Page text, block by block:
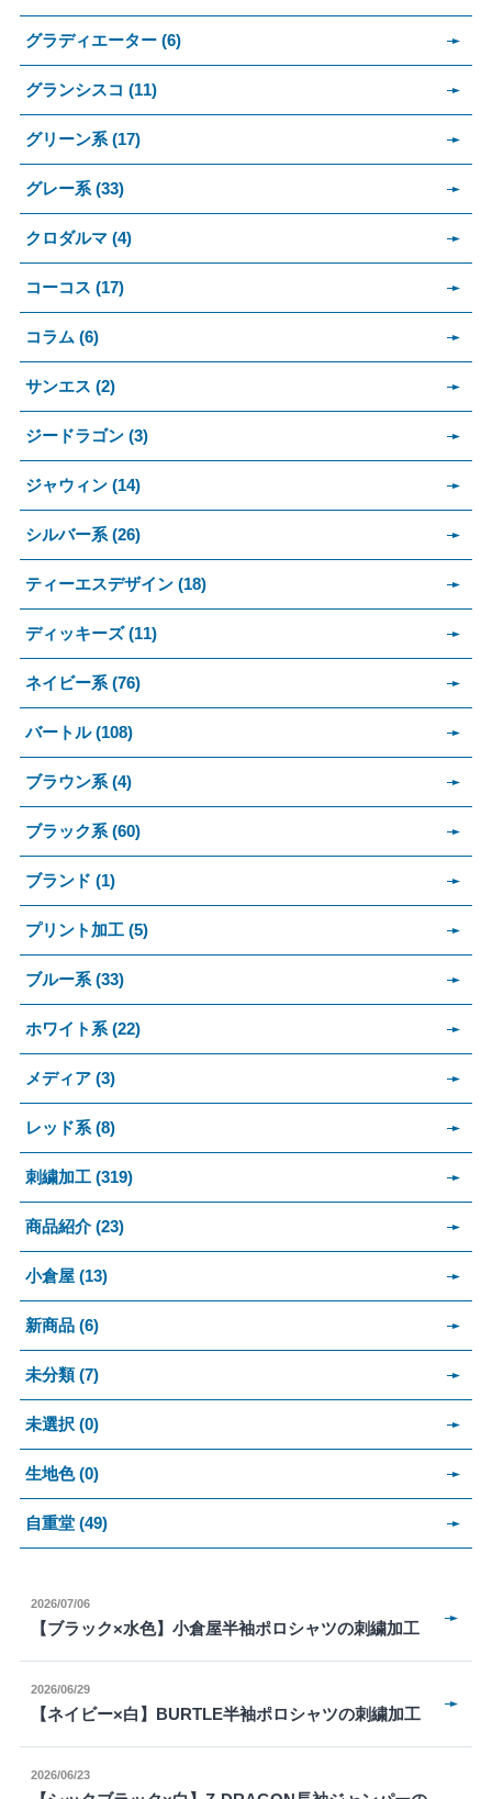
グラディエーター (6)
グランシスコ (11)
グリーン系 (17)
グレー系 (33)
クロダルマ (4)
コーコス (17)
コラム (6)
サンエス (2)
ジードラゴン (3)
ジャウィン (14)
シルバー系 (26)
ティーエスデザイン (18)
ディッキーズ (11)
ネイビー系 (76)
バートル (108)
ブラウン系 (4)
ブラック系 (60)
ブランド (1)
プリント加工 (5)
ブルー系 (33)
ホワイト系 (22)
メディア (3)
レッド系 (8)
刺繍加工 (319)
商品紹介 (23)
小倉屋 (13)
新商品 (6)
未分類 (7)
未選択 (0)
生地色 (0)
自重堂 (49)
2026/07/06
【ブラック×水色】小倉屋半袖ポロシャツの刺繍加工
2026/06/29
【ネイビー×白】BURTLE半袖ポロシャツの刺繍加工
2026/06/23